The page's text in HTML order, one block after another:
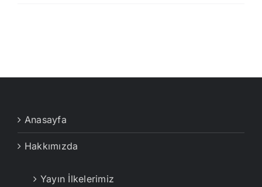
Anasayfa
Hakkımızda
Yayın İlkelerimiz